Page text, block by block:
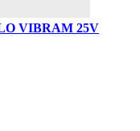
VIBRAM 25V